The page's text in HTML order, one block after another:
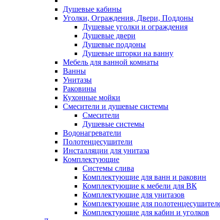
Душевые кабины
Уголки, Ограждения, Двери, Поддоны
Душевые уголки и ограждения
Душевые двери
Душевые поддоны
Душевые шторки на ванну
Мебель для ванной комнаты
Ванны
Унитазы
Раковины
Кухонные мойки
Смесители и душевые системы
Смесители
Душевые системы
Водонагреватели
Полотенцесушители
Инсталляции для унитаза
Комплектующие
Системы слива
Комплектующие для ванн и раковин
Комплектующие к мебели для ВК
Комплектующие для унитазов
Комплектующие для
Комплектующие для кабин и уголков